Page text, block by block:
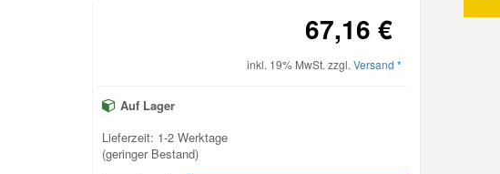
67,16 €
inkl. 19% MwSt. zzgl. Versand *
Auf Lager
Lieferzeit: 1-2 Werktage
(geringer Bestand)